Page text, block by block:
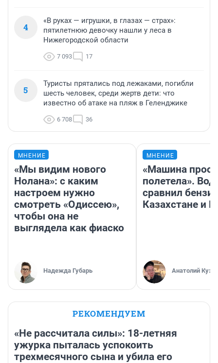
4
«В руках — игрушки, в глазах — страх»:
пятилетнюю девочку нашли у леса в
Нижегородской области
7 093 17
5
Туристы прятались под лежаками, погибли
шесть человек, среди жертв дети: что
известно об атаке на пляж в Геленджике
6 708 36
МНЕНИЕ
«Мы видим нового
Нолана»: с каким
настроем нужно
смотреть «Одиссею»,
чтобы она не
выглядела как фиаско
Надежда Губарь
МНЕНИЕ
«Машина
полетела».
сравнил
Казахстане и
Анатолий
РЕКОМЕНДУЕМ
«Не рассчитала силы»: 18-летняя
ужурка пыталась успокоить
трехмесячного сына и убила его